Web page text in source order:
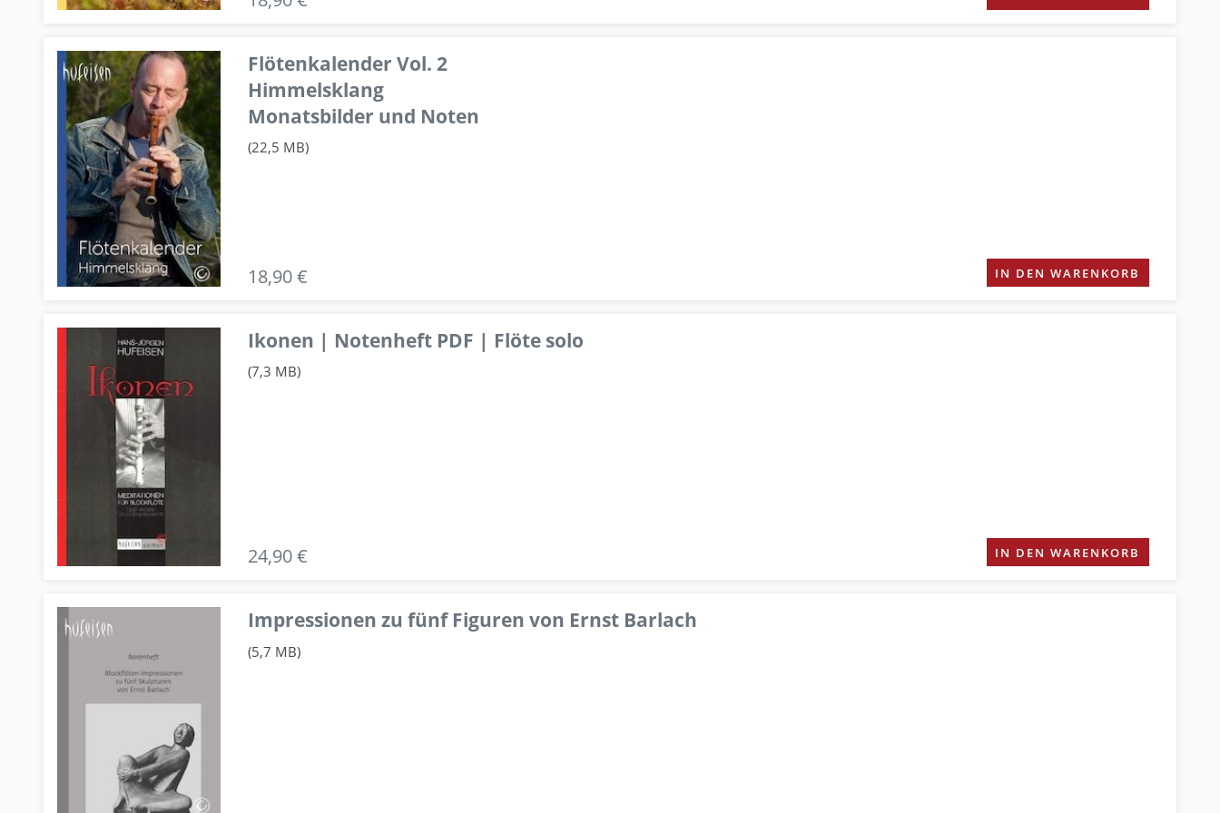
Flötenkalender Vol. 2
Himmelsklang
Monatsbilder und Noten
(22,5 MB)
18,90 € IN DEN WARENKORB
Ikonen | Notenheft PDF | Flöte solo
(7,3 MB)
24,90 € IN DEN WARENKORB
Impressionen zu fünf Figuren von Ernst Barlach
(5,7 MB)